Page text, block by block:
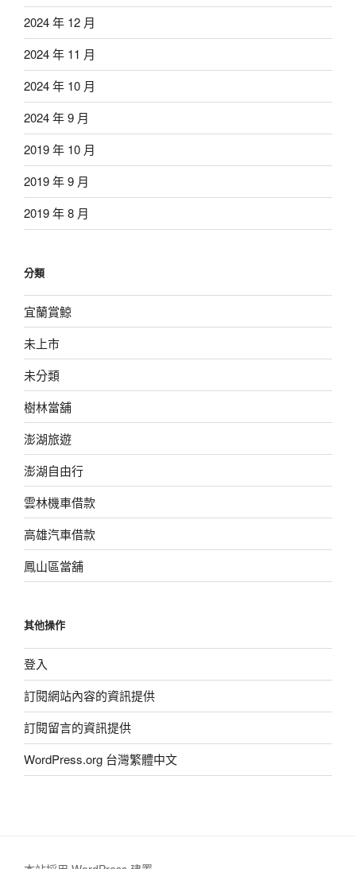
2024 年 12 月
2024 年 11 月
2024 年 10 月
2024 年 9 月
2019 年 10 月
2019 年 9 月
2019 年 8 月
分類
宜蘭賞鯨
未上市
未分類
樹林當舖
澎湖旅遊
澎湖自由行
雲林機車借款
高雄汽車借款
鳳山區當舖
其他操作
登入
訂閱網站內容的資訊提供
訂閱留言的資訊提供
WordPress.org 台灣繁體中文